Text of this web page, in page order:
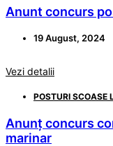
Anunt concurs
19 August, 2024
Vezi detalii
POSTURI SCOASE
Anunț concurs
marinar